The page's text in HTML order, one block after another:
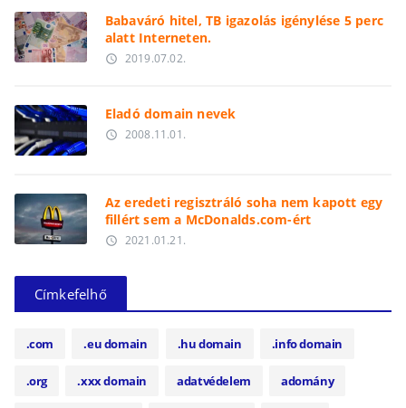
Babaváró hitel, TB igazolás igénylése 5 perc
alatt Interneten.
access_time 2019.07.02.
Eladó domain nevek
access_time 2008.11.01.
Az eredeti regisztráló soha nem kapott egy
fillért sem a McDonalds.com-ért
access_time 2021.01.21.
Címkefelhő
.com .eu domain .hu domain .info domain
.org .xxx domain adatvédelem adomány